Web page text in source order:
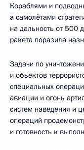
Кораблями и
а самолётами
на дальность от 500
ракета поразила
Задачи по
и объектов
специальных
авиации и огонь
систем наведения и
операций
и готовность к